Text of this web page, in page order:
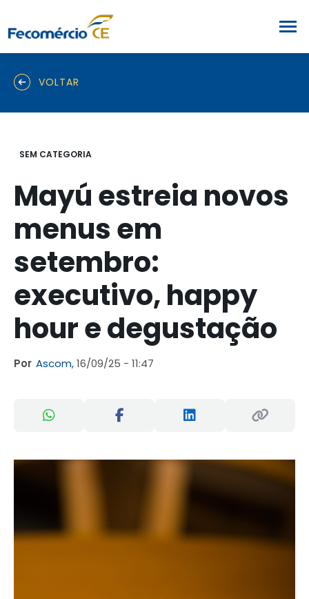
VOLTAR
SEM CATEGORIA
Mayú estreia novos
menus em
setembro:
executivo, happy
hour e degustação
Por Ascom,16/09/25 - 11:47